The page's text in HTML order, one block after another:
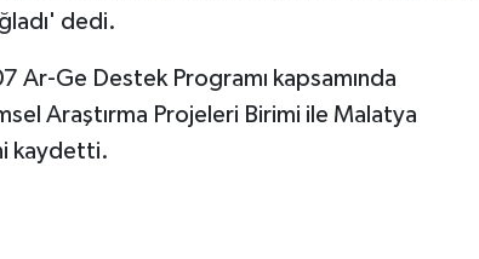
dedi.
Ar-Ge Destek Programı kapsamında
Araştırma Projeleri Birimi ile Malatya
kaydetti.